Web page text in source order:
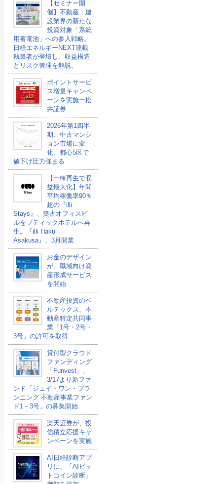
【セミナー開
催】不動産・建
設業界の新たな
投資対象「系統
用蓄電池」への参入戦略。
日経エネルギーNEXT連載
執筆者が登壇し、収益構造
とリスク管理を解説。
ポイントサービ
ス増量キャンペ
ーンを実施ー松
井証券
2026年第1四半
期、中古マンシ
ョン市場に変
化、都心5区で
値下げ圧力強まる
【一棟再生で収
益最大化】年間
平均稼働率90％
超の『illi
Stays』、築古オフィスビ
ルをブティックホテルへ再
生。『illi Haku
Asakusa』、3月開業
お金のデザイン
が、職域向け資
産形成サービス
を開始
不動産投資のベ
ルテックス、不
動産特定共同事
業「1号・2号・
3号」の許可を取得
貸付型クラウド
ファンディング
「Funvest」、
3/17より新ファ
ンド「ジェイ・ワン・プラ
ンニング 不動産事業ファン
ド1－3号」の募集開始
楽天証券が、投
信積立応援キャ
ンペーンを実施
AI日経診断アプ
リに、「AIビッ
トコイン診断」